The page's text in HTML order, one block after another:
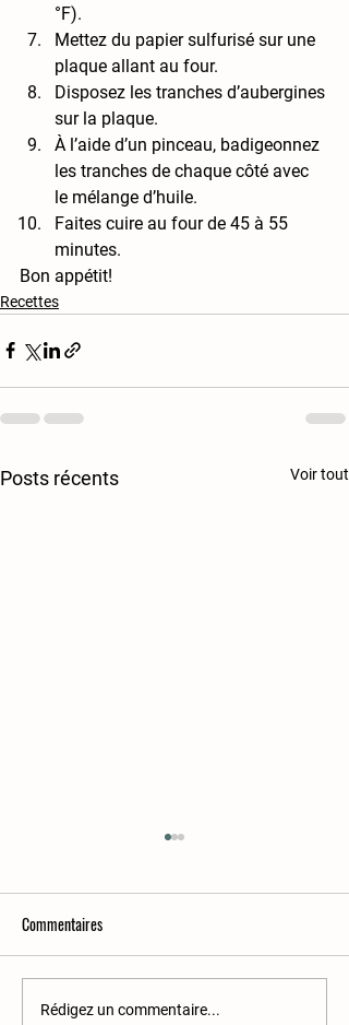
°F).
Mettez du papier sulfurisé sur une
plaque allant au four.
Disposez les tranches d’aubergines
sur la plaque.
À l’aide d’un pinceau, badigeonnez
les tranches de chaque côté avec
le mélange d’huile.
Faites cuire au four de 45 à 55
minutes.
Bon appétit!
Recettes
Posts récents Voir tout
Le chou-rave
Commentaires
Rédigez un commentaire...